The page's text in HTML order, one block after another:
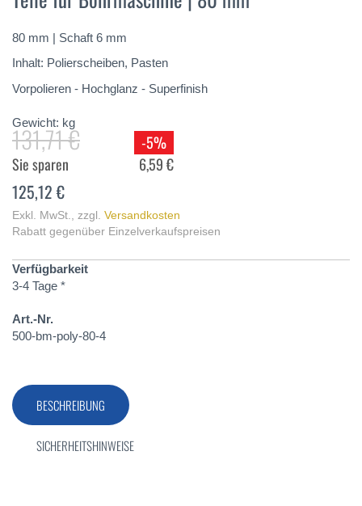
springen
80 mm | Schaft 6 mm
Inhalt: Polierscheiben, Pasten
Vorpolieren - Hochglanz - Superfinish
Gewicht: kg
131,71 €
-5%
Sie sparen
6,59 €
125,12 €
Exkl. MwSt. zzgl. Versandkosten
Rabatt gegenüber Einzelverkaufspreisen
Verfügbarkeit
3-4 Tage *
Art.-Nr.
500-bm-poly-80-4
BESCHREIBUNG
SICHERHEITSHINWEISE